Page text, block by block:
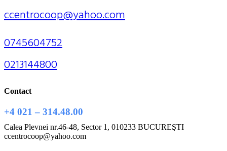
ccentrocoop@yahoo.com
0745604752
0213144800
Contact
+4 021 – 314.48.00
Calea Plevnei nr.46-48, Sector 1, 010233 BUCUREŞTI
ccentrocoop@yahoo.com